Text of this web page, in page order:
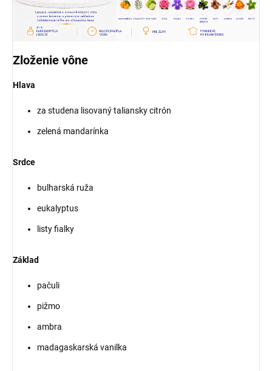
Zloženie vône
Hlava
za studena lisovaný taliansky citrón
zelená mandarínka
Srdce
bulharská ruža
eukalyptus
listy fialky
Základ
pačuli
pižmo
ambra
madagaskarská vanilka